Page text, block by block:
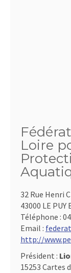
Loire
32 Rue Henri
43000 LE PUY
Téléphone :
Email :
http://
Président :
15253 Cartes